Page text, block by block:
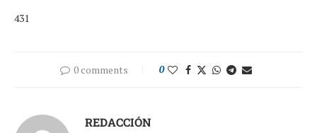
431
0 comments 0
REDACCIÓN